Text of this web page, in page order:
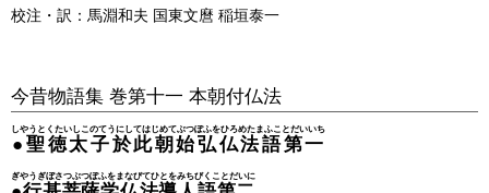
校注・訳：馬淵和夫 国東文麿 稲垣泰一
今昔物語集 巻第十一 本朝付仏法
●聖徳太子於此朝始弘仏法語第一
しやうとくたいしこのてうにしてはじめてぶつぽふをひろめたまふことだいいち
ぎやうぎぼさつぶつぽふをまなびてひとをみちびくことだいに